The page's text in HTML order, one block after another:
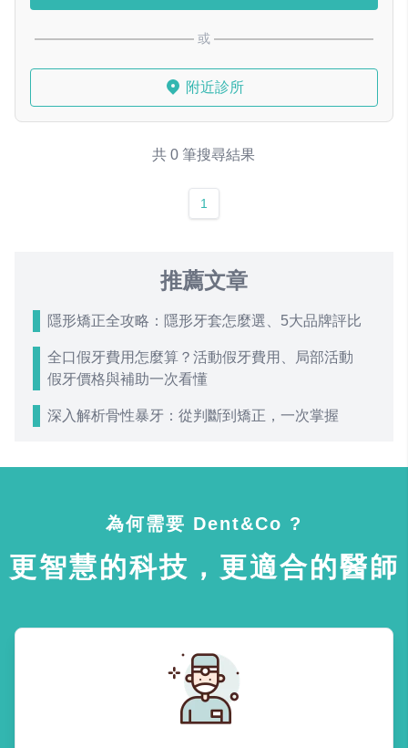
或
附近診所
共 0 筆搜尋結果
1
推薦文章
隱形矯正全攻略：隱形牙套怎麼選、5大品牌評比
全口假牙費用怎麼算？活動假牙費用、局部活動
假牙價格與補助一次看懂
深入解析骨性暴牙：從判斷到矯正，一次掌握
為何需要 Dent&Co ?
更智慧的科技，更適合的醫師